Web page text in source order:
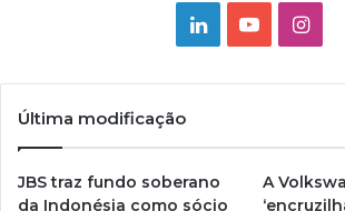
LinkedinYouTube
Última modificação
JBS traz fundo soberano
da Indonésia como sócio
A